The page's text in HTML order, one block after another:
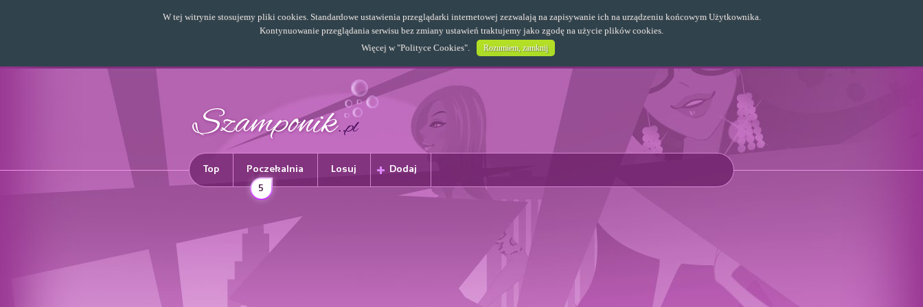
Top Poczekalnia
5
Losuj Dodaj
W tej witrynie stosujemy pliki cookies. Standardowe ustawienia przeglądarki internetowej zezwalają na zapisywanie ich na urządzeniu końcowym Użytkownika.
Kontynuowanie przeglądania serwisu bez zmiany ustawień traktujemy jako zgodę na użycie plików cookies.
Więcej w "Polityce Cookies". Rozumiem, zamknij